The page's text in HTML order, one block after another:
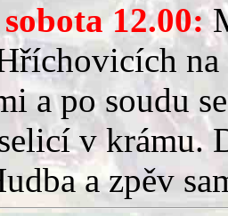
12.00:
a po soudu
v krámu.
a zpěv